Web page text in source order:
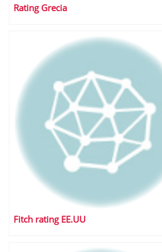
Rating Grecia
Fitch rating EE.UU